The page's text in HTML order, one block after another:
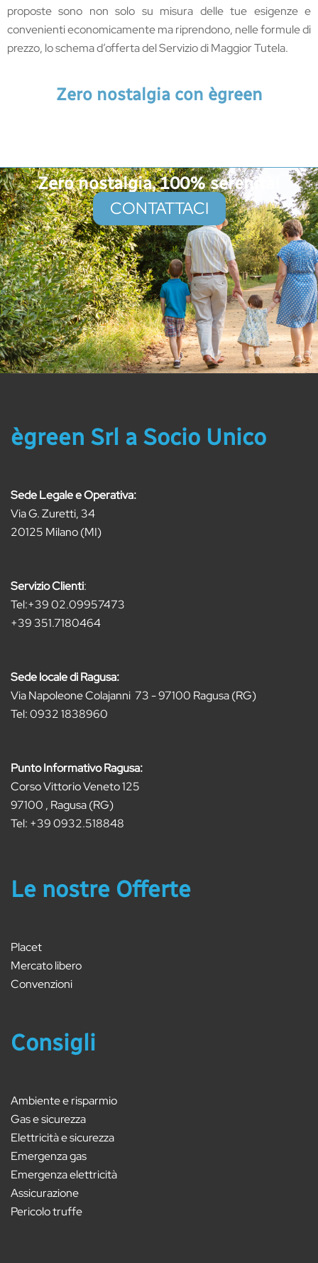
proposte sono non solo su misura delle tue esigenze e
convenienti economicamente ma riprendono, nelle formule di
prezzo, lo schema d’offerta del Servizio di Maggior Tutela.
Zero nostalgia con ègreen
Zero nostalgia, 100% serenità!
CONTATTACI
ègreen Srl a Socio Unico
Sede Legale e Operativa:
Via G. Zuretti, 34
20125 Milano (MI)
Servizio Clienti:
Tel:+39 02.09957473
+39 351.7180464
Sede locale di Ragusa:
Via Napoleone Colajanni 73 - 97100 Ragusa (RG)
Tel:0932 1838960
Punto Informativo Ragusa:
Corso Vittorio Veneto 125
97100 , Ragusa (RG)
Tel: +39 0932.518848
Le nostre Offerte
Placet
Mercato libero
Convenzioni
Consigli
Ambiente e risparmio
Gas e sicurezza
Elettricità e sicurezza
Emergenza gas
Emergenza elettricità
Assicurazione
Pericolo truffe